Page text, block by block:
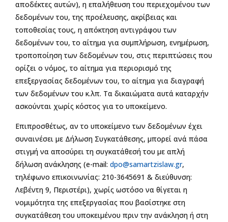
αποδέκτες αυτών), η επαλήθευση του περιεχομένου των
δεδομένων του, της προέλευσης, ακρίβειας και
τοποθεσίας τους, η απόκτηση αντιγράφου των
δεδομένων του, το αίτημα για συμπλήρωση, ενημέρωση,
τροποποίηση των δεδομένων του, στις περιπτώσεις που
ορίζει ο νόμος, το αίτημα για περιορισμό της
επεξεργασίας δεδομένων του, το αίτημα για διαγραφή
των δεδομένων του κ.λπ. Τα δικαιώματα αυτά καταρχήν
ασκούνται χωρίς κόστος για το υποκείμενο.
Επιπροσθέτως, αν το υποκείμενο των δεδομένων έχει
συναινέσει με Δήλωση Συγκατάθεσης, μπορεί ανά πάσα
στιγμή να αποσύρει τη συγκατάθεσή του με απλή
δήλωση ανάκλησης (e-mail: dpo@samartzislaw.gr,
τηλέφωνο επικοινωνίας: 210-3645691 & διεύθυνση:
Λεβέντη 9, Περιστέρι), χωρίς ωστόσο να θίγεται η
νομιμότητα της επεξεργασίας που βασίστηκε στη
συγκατάθεση του υποκειμένου πριν την ανάκληση ή στη